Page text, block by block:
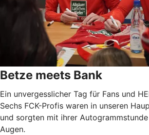
Betze meets Bank
Ein unvergesslicher Tag für Fans und
Sechs FCK-Profis waren in unseren
und sorgten mit ihrer
Augen.